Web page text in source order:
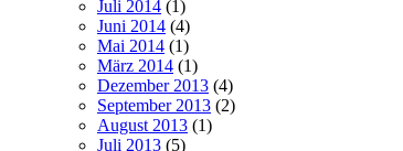
Juli 2014 (1)
Juni 2014 (4)
Mai 2014 (1)
März 2014 (1)
Dezember 2013 (4)
September 2013 (2)
August 2013 (1)
Juli 2013 (5)